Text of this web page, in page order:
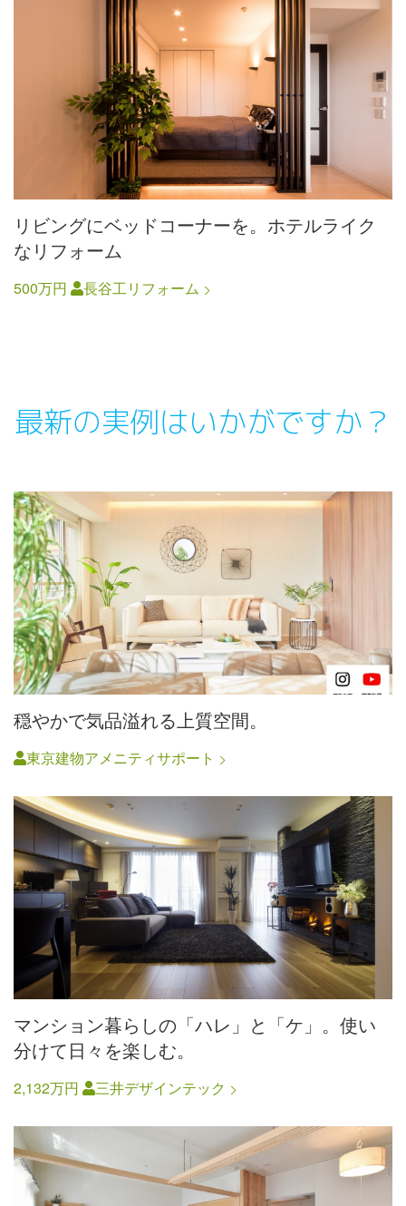
リビングにベッドコーナーを。ホテルライク
なリフォーム
500万円 長谷工リフォーム
最新の実例はいかがですか？
穏やかで気品溢れる上質空間。
東京建物アメニティサポート
マンション暮らしの「ハレ」と「ケ」。使い
分けて日々を楽しむ。
2,132万円 三井デザインテック